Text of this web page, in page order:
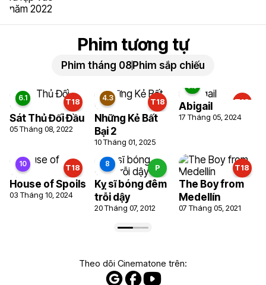
Phim tương tự
Phim tháng 08Phim sắp chiếu
T18
Sát Thủ Đối Đầu
05 Tháng 08, 2022
T18
Những Kẻ Bất
Bại 2
10 Tháng 01, 2025
T18
Abigail
17 Tháng 05, 2024
T18
House of Spoils
03 Tháng 10, 2024
P
Kỵ sĩ bóng đêm
trỗi dậy
20 Tháng 07, 2012
T18
The Boy from
Medellín
07 Tháng 05, 2021
Theo dõi Cinematone trên: